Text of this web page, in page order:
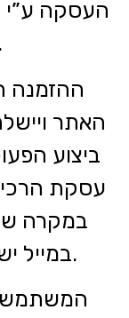
העסקה ע”י
הודעה מתאימה.
האתר
ביצוע
עסקת
במקרה
במייל יש לפנות לשירות הלקוחות.